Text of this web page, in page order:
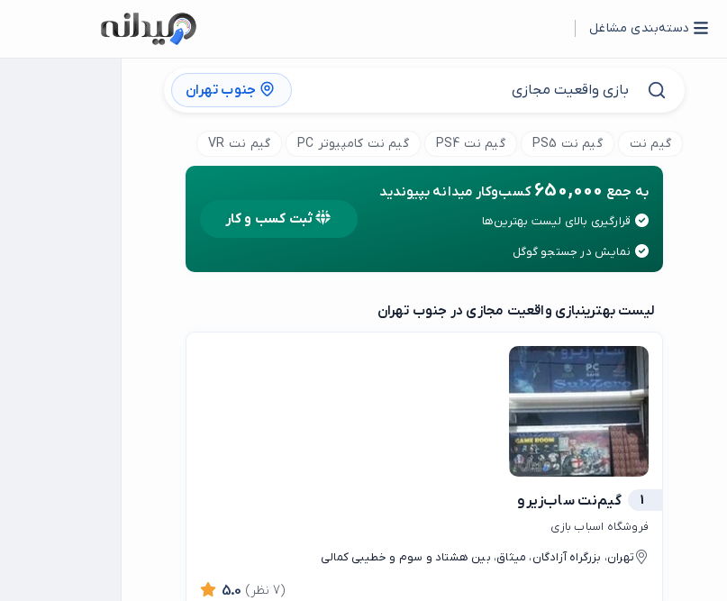
دسته‌بندی مشاغل
جنوب تهران
گیم نت گیم نت PS5 گیم نت PS4 گیم نت کامپیوتر PC گیم نت VR
به جمع 650,000 کسب‌وکار میدانه بپیوندید
قرارگیری بالای لیست بهترین‌ها
نمایش در جستجو گوگل
ثبت کسب و کار
لیست بهترینبازی واقعیت مجازی در جنوب تهران
1 گیم‌نت ساب‌زیرو
فروشگاه اسباب بازی
تهران، بزرگراه آزادگان، میثاق، بین هشتاد و سوم و خطیبی کمالی
5.0 (7 نظر)